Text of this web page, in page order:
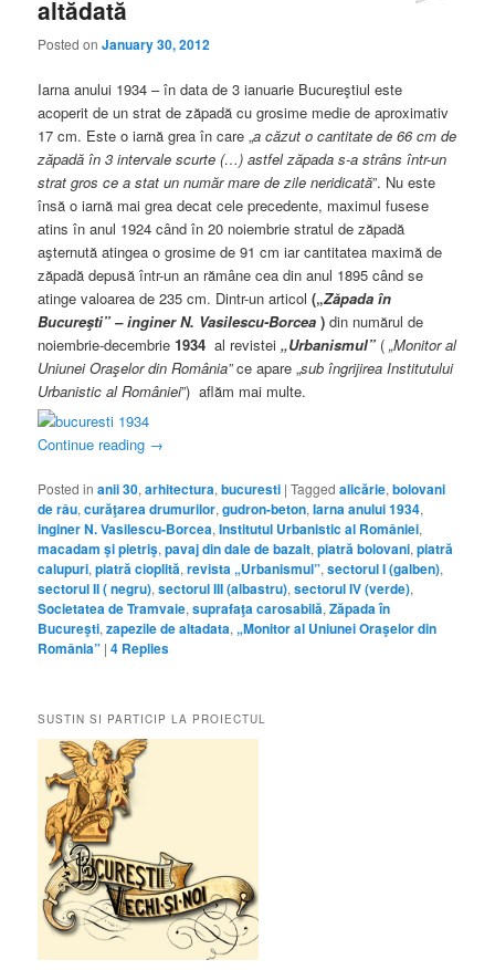
altădată
Posted onJanuary 30, 2012
Iarna anului 1934 – în data de 3 ianuarie Bucureştiul este
acoperit de un strat de zăpadă cu grosime medie de aproximativ
17 cm. Este o iarnă grea în care „a căzut o cantitate de 66 cm de
zăpadă în 3 intervale scurte (…) astfel zăpada s-a strâns într-un
strat gros ce a stat un număr mare de zile neridicată”. Nu este
însă o iarnă mai grea decat cele precedente, maximul fusese
atins în anul 1924 când în 20 noiembrie stratul de zăpadă
aşternută atingea o grosime de 91 cm iar cantitatea maximă de
zăpadă depusă într-un an rămâne cea din anul 1895 când se
atinge valoarea de 235 cm. Dintr-un articol(„Zăpada în
Bucureşti” – inginer N. Vasilescu-Borcea) din numărul de
noiembrie-decembrie1934 al revistei„Urbanismul” („Monitor al
Uniunei Oraşelor din România”ce apare „sub îngrijirea Institutului
Urbanistic al României”) aflăm mai multe.
Continue reading →
Posted in anii 30,arhitectura,bucuresti |Tagged alicărie,bolovani
de râu,curăţarea drumurilor,gudron-beton,Iarna anului 1934,
inginer N. Vasilescu-Borcea,Institutul Urbanistic al României,
macadam şi pietriş,pavaj din dale de bazalt,piatră bolovani,piatră
calupuri,piatră cioplită,revista „Urbanismul”,sectorul I (galben),
sectorul II ( negru),sectorul III (albastru),sectorul IV (verde),
Societatea de Tramvaie,suprafaţa carosabilă,Zăpada în
Bucureşti,zapezile de altadata, „Monitor al Uniunei Oraşelor din
România” |4 Replies
SUSTIN SI PARTICIP LA PROIECTUL